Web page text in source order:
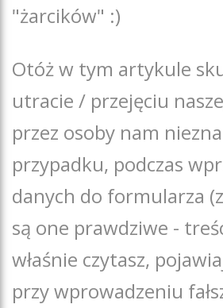
"żarcików" :)
Otóż w tym artykule
utracie / przejęciu
przez osoby nam
przypadku, podczas
danych do formularza
są one prawdziwe -
właśnie czytasz,
przy wprowadzeniu